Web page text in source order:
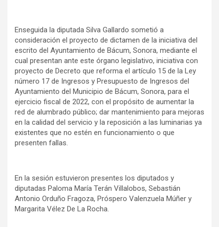
Enseguida la diputada Silva Gallardo sometió a
consideración el proyecto de dictamen de la iniciativa del
escrito del Ayuntamiento de Bácum, Sonora, mediante el
cual presentan ante este órgano legislativo, iniciativa con
proyecto de Decreto que reforma el artículo 15 de la Ley
número 17 de Ingresos y Presupuesto de Ingresos del
Ayuntamiento del Municipio de Bácum, Sonora, para el
ejercicio fiscal de 2022, con el propósito de aumentar la
red de alumbrado público; dar mantenimiento para mejoras
en la calidad del servicio y la reposición a las luminarias ya
existentes que no estén en funcionamiento o que
presenten fallas.
En la sesión estuvieron presentes los diputados y
diputadas Paloma María Terán Villalobos, Sebastián
Antonio Orduño Fragoza, Próspero Valenzuela Múñer y
Margarita Vélez De La Rocha.